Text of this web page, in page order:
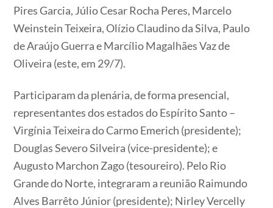
Pires Garcia, Júlio Cesar Rocha Peres, Marcelo
Weinstein Teixeira, Olízio Claudino da Silva, Paulo
de Araújo Guerra e Marcílio Magalhães Vaz de
Oliveira (este, em 29/7).
Participaram da plenária, de forma presencial,
representantes dos estados do Espírito Santo –
Virgínia Teixeira do Carmo Emerich (presidente);
Douglas Severo Silveira (vice-presidente); e
Augusto Marchon Zago (tesoureiro). Pelo Rio
Grande do Norte, integraram a reunião Raimundo
Alves Barrêto Júnior (presidente); Nirley Vercelly